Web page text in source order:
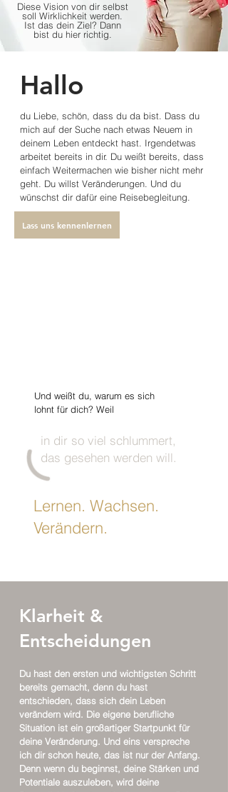
Diese Vision von dir selbst
soll Wirklichkeit werden.
Ist das dein Ziel? Dann
bist du hier richtig.
Hallo
du Liebe, schön, dass du da bist. Dass du
mich auf der Suche nach etwas Neuem in
deinem Leben entdeckt hast. Irgendetwas
arbeitet bereits in dir. Du weißt bereits, dass
einfach Weitermachen wie bisher nicht mehr
geht. Du willst Veränderungen. Und du
wünschst dir dafür eine Reisebegleitung.
Lass uns kennenlernen
Und weißt du, warum es sich
lohnt für dich? Weil
in dir so viel schlummert,
das gesehen werden will.
Lernen. Wachsen.
Verändern.
Klarheit &
Entscheidungen
Du hast den ersten und wichtigsten Schritt
bereits gemacht, denn du hast
entschieden, dass sich dein Leben
verändern wird. Die eigene berufliche
Situation ist ein großartiger Startpunkt für
deine Veränderung. Und eins verspreche
ich dir schon heute, das ist nur der Anfang.
Denn wenn du beginnst, deine Stärken und
Potentiale auszuleben, wird deine